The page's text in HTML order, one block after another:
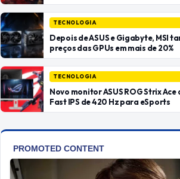
TECNOLOGIA
Depois de ASUS e Gigabyte, MSI
preços das GPUs em mais de 20%
TECNOLOGIA
Novo monitor ASUS ROG Strix
Fast IPS de 420 Hz para eSports